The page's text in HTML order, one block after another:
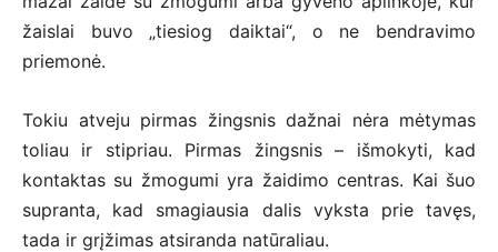
žaislai buvo „tiesiog daiktai“, o ne bendravimo
priemonė.
Tokiu atveju pirmas žingsnis dažnai nėra mėtymas
toliau ir stipriau. Pirmas žingsnis – išmokyti, kad
kontaktas su žmogumi yra žaidimo centras. Kai šuo
supranta, kad smagiausia dalis vyksta prie tavęs,
tada ir grįžimas atsiranda natūraliau.